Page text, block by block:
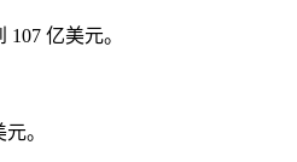
亿美元。
。